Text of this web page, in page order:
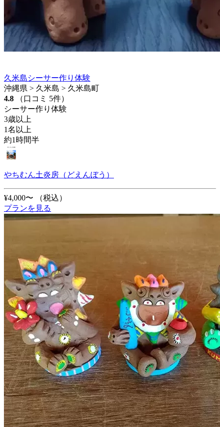
久米島シーサー作り体験
沖縄県 > 久米島 > 久米島町
4.8
（口コミ 5件）
シーサー作り体験
3歳以上
1名以上
約1時間半
やちむん土炎房（どえんぼう）
¥4,000〜
（税込）
プランを見る